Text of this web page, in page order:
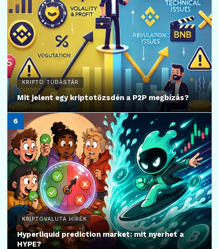
KRIPTO TUDÁSTÁR
Mit jelent egy kriptotőzsdén a P2P megbízás?
KRIPTOVALUTA HÍREK
Hyperliquid prediction market: mit nyerhet a
HYPE?